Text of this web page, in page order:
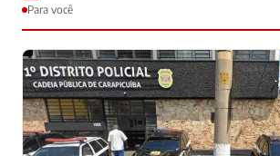
Para você